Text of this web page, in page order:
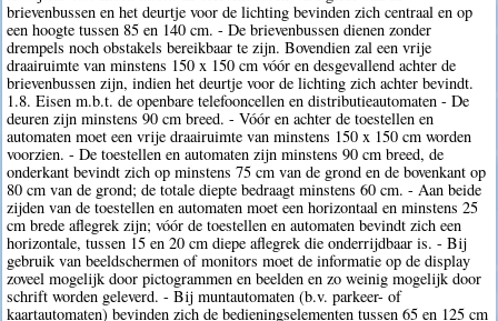
brievenbussen en het deurtje voor de lichting bevinden zich centraal en op
een hoogte tussen 85 en 140 cm. - De brievenbussen dienen zonder
drempels noch obstakels bereikbaar te zijn. Bovendien zal een vrije
draairuimte van minstens 150 x 150 cm vóór en desgevallend achter de
brievenbussen zijn, indien het deurtje voor de lichting zich achter bevindt.
1.8. Eisen m.b.t. de openbare telefooncellen en distributieautomaten - De
deuren zijn minstens 90 cm breed. - Vóór en achter de toestellen en
automaten moet een vrije draairuimte van minstens 150 x 150 cm worden
voorzien. - De toestellen en automaten zijn minstens 90 cm breed, de
onderkant bevindt zich op minstens 75 cm van de grond en de bovenkant op
80 cm van de grond; de totale diepte bedraagt minstens 60 cm. - Aan beide
zijden van de toestellen en automaten moet een horizontaal en minstens 25
cm brede aflegrek zijn; vóór de toestellen en automaten bevindt zich een
horizontale, tussen 15 en 20 cm diepe aflegrek die onderrijdbaar is. - Bij
gebruik van beeldschermen of monitors moet de informatie op de display
zoveel mogelijk door pictogrammen en beelden en zo weinig mogelijk door
schrift worden geleverd. - Bij muntautomaten (b.v. parkeer- of
kaartautomaten) bevinden zich de bedieningselementen tussen 65 en 125 cm